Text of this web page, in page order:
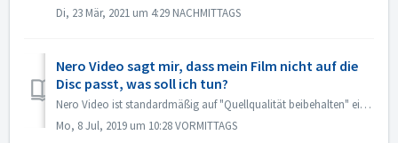
Di, 23 Mär, 2021 um 4:29 NACHMITTAGS
Nero Video sagt mir, dass mein Film nicht auf die
Disc passt, was soll ich tun?
Nero Video ist standardmäßig auf "Quellqualität beibehalten" eingestellt. So behält Ihre resultierende DVD, AVCHD, Blu-ray die Qualität bei und si...
Mo, 8 Jul, 2019 um 10:28 VORMITTAGS